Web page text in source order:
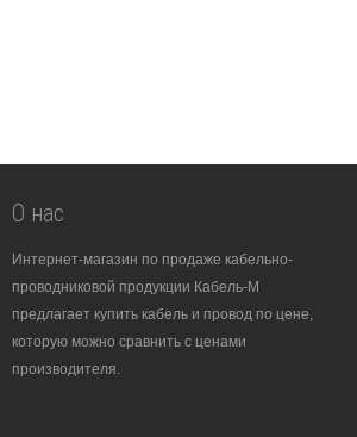
О нас
Интернет-магазин по продаже кабельно-
проводниковой продукции Кабель-М
предлагает купить кабель и провод по цене,
которую можно сравнить с ценами
производителя.